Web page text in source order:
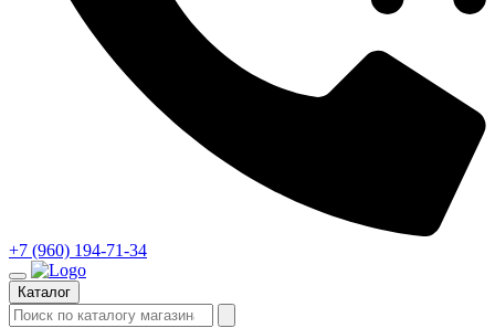
+7 (960) 194-71-34
Каталог